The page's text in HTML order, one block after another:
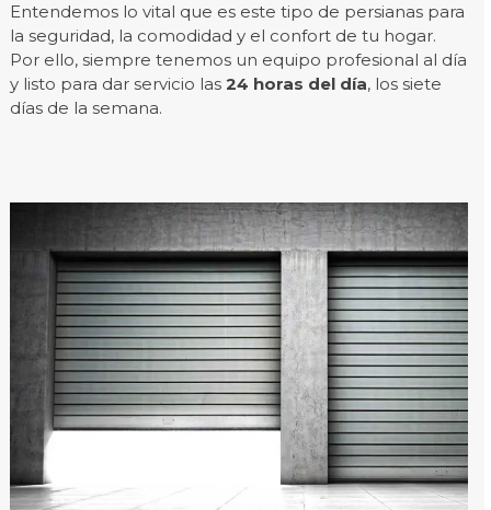
Entendemos lo vital que es este tipo de persianas para
la seguridad, la comodidad y el confort de tu hogar.
Por ello, siempre tenemos un equipo profesional al día
y listo para dar servicio las24 horas del día, los siete
días de la semana.